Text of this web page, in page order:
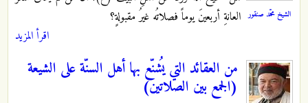
الشيخ محمّد صنقور العانةِ أربعينَ يوماً فصلاتُه غيرُ مقبولةٍ؟
اقرأ المزيد
من العقائد التي يُشنّع بها أهل السنّة على الشيعة
(الجمع بين الصلاتين)